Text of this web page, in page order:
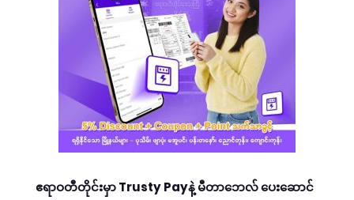
ဧရာဝတီတိုင်းမှာ Trusty Payနဲ့ မီတာဘေလ် ပေးဆောင်